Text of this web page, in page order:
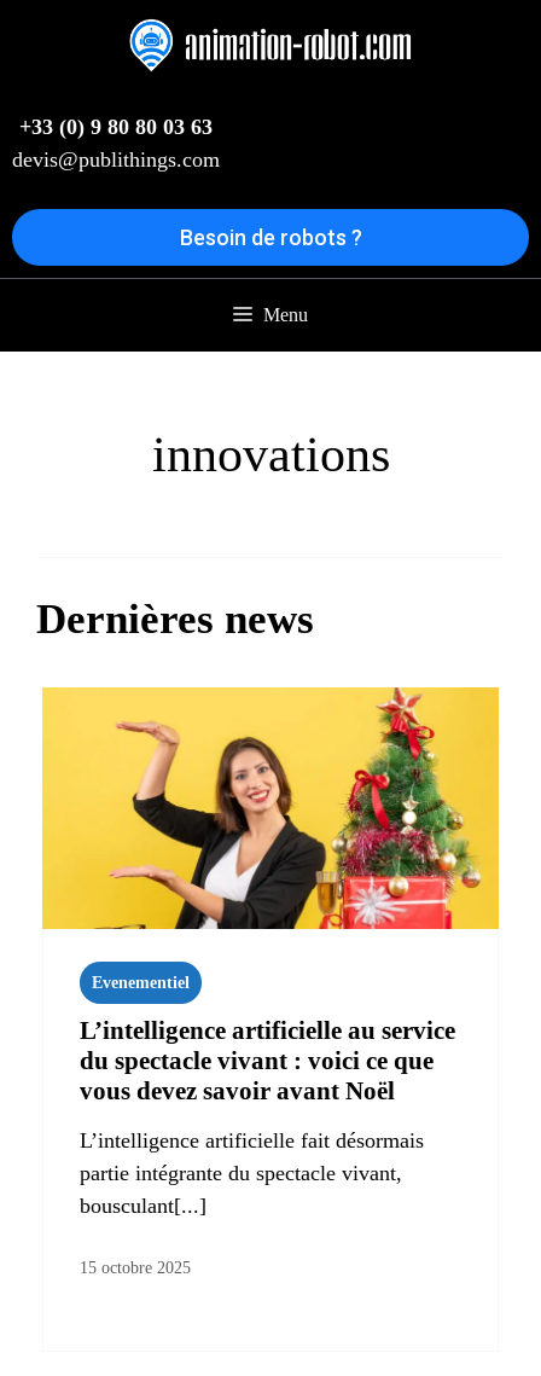
+33 (0) 9 80 80 03 63
devis@publithings.com
Besoin de robots ?
Menu
innovations
Dernières news
Evenementiel
L’intelligence artificielle au service
du spectacle vivant : voici ce que
vous devez savoir avant Noël
L’intelligence artificielle fait désormais
partie intégrante du spectacle vivant,
bousculant[...]
15 octobre 2025